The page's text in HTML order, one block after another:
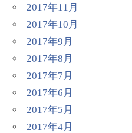
2017年11月
2017年10月
2017年9月
2017年8月
2017年7月
2017年6月
2017年5月
2017年4月